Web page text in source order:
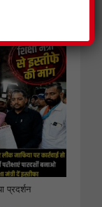
किए जाने की
प्रदर्शन